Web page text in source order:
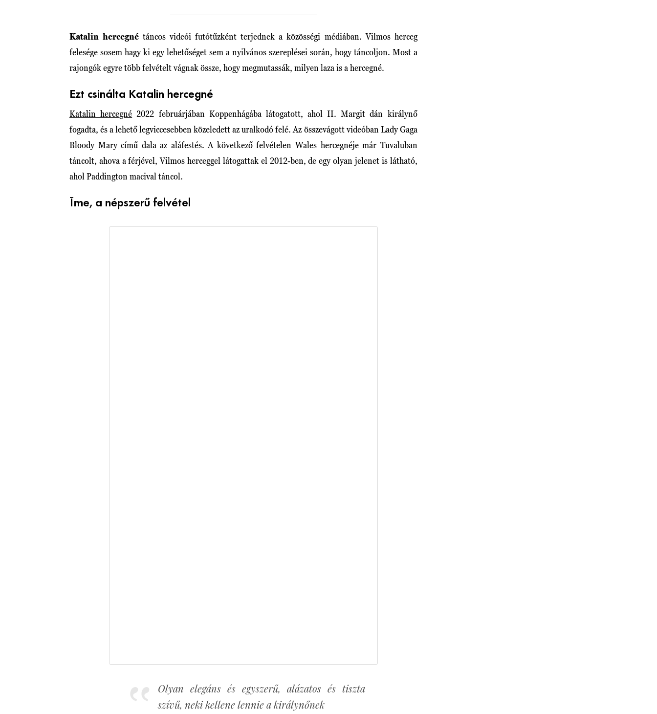
Katalin hercegnétáncos videói futótűzként terjednek a közösségi médiában. Vilmos herceg
felesége sosem hagy ki egy lehetőséget sem a nyilvános szereplései során, hogy táncoljon. Most a
rajongók egyre több felvételt vágnak össze, hogy megmutassák, milyen laza is a hercegné.
Ezt csinálta Katalin hercegné
Katalin hercegné 2022 februárjában Koppenhágába látogatott, ahol II. Margit dán királynő
fogadta, és a lehető legviccesebben közeledett az uralkodó felé. Az összevágott videóban Lady Gaga
Bloody Mary című dala az aláfestés. A következő felvételen Wales hercegnéje már Tuvaluban
táncolt, ahova a férjével, Vilmos herceggel látogattak el 2012-ben, de egy olyan jelenet is látható,
ahol Paddington macival táncol.
Íme, a népszerű felvétel
Olyan elegáns és egyszerű, alázatos és tiszta
szívű, neki kellene lennie a királynőnek